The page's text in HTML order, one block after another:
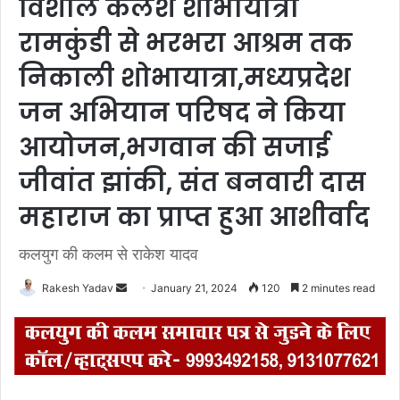
विशाल कलश शोभायात्रा
रामकुंडी से भरभरा आश्रम तक
निकाली शोभायात्रा,मध्यप्रदेश
जन अभियान परिषद ने किया
आयोजन,भगवान की सजाई
जीवांत झांकी, संत बनवारी दास
महाराज का प्राप्त हुआ आशीर्वाद
कलयुग की कलम से राकेश यादव
Rakesh Yadav
n
d
a
January 21, 2024 120 2 minutes read